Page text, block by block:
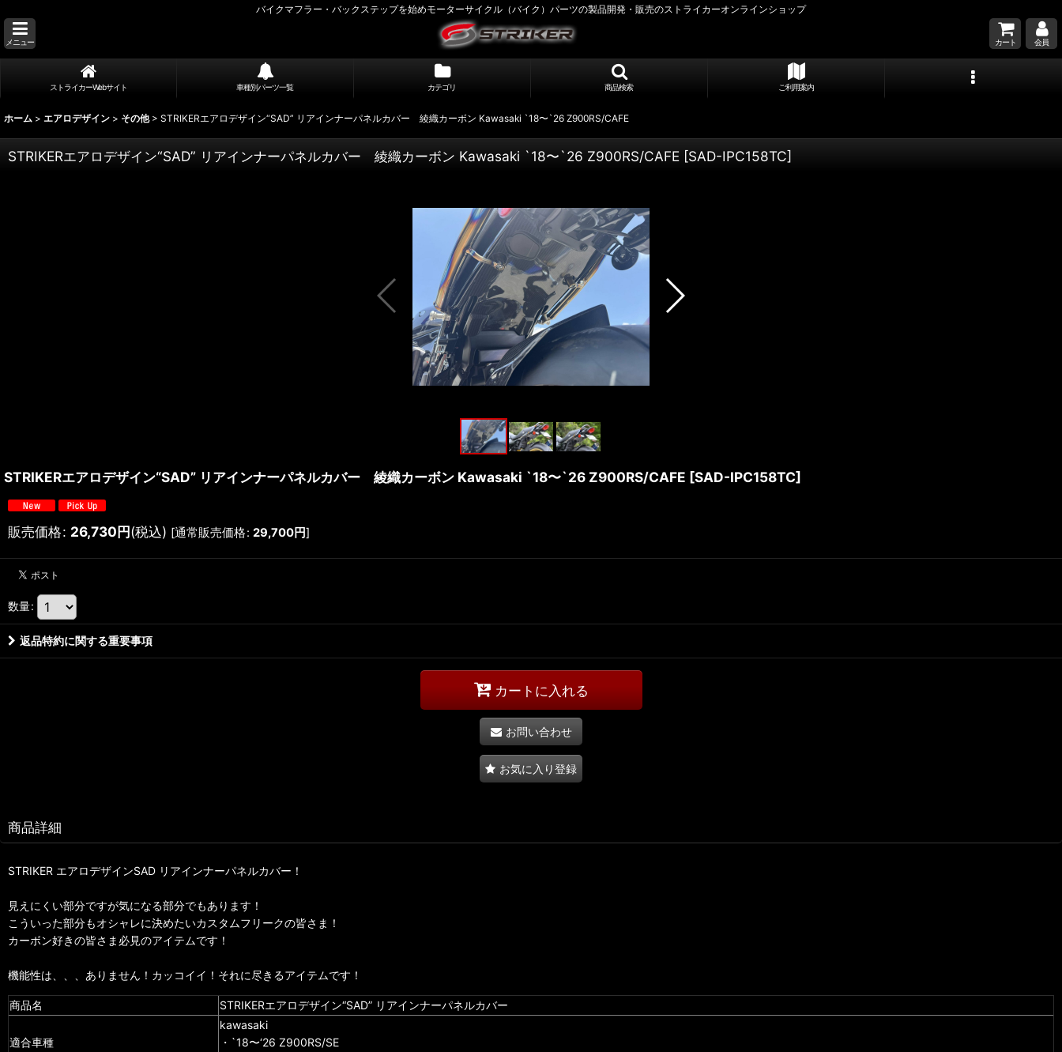
バイクマフラー・バックステップを始めモーターサイクル（バイク）パーツの製品開発・販売のストライカーオンラインショップ
メニュー カート 会員
ストライカーWebサイト 車種別パーツ一覧 カテゴリ 商品検索 ご利用案内
ホーム > エアロデザイン > その他 > STRIKERエアロデザイン“SAD” リアインナーパネルカバー 綾織カーボン Kawasaki `18〜`26 Z900RS/CAFE
STRIKERエアロデザイン“SAD” リアインナーパネルカバー 綾織カーボン Kawasaki `18〜`26 Z900RS/CAFE [SAD-IPC158TC]
STRIKERエアロデザイン“SAD” リアインナーパネルカバー 綾織カーボン Kawasaki `18〜`26 Z900RS/CAFE [SAD-IPC158TC]
販売価格: 26,730円(税込) [通常販売価格: 29,700円]
数量:
返品特約に関する重要事項
カートに入れる
お問い合わせ
お気に入り登録
商品詳細
STRIKER エアロデザインSAD リアインナーパネルカバー！
見えにくい部分ですが気になる部分でもあります！
こういった部分もオシャレに決めたいカスタムフリークの皆さま！
カーボン好きの皆さま必見のアイテムです！
機能性は、、、ありません！カッコイイ！それに尽きるアイテムです！
商品名 STRIKERエアロデザイン“SAD” リアインナーパネルカバー
適合車種
kawasaki
・`18〜‘26 Z900RS/SE